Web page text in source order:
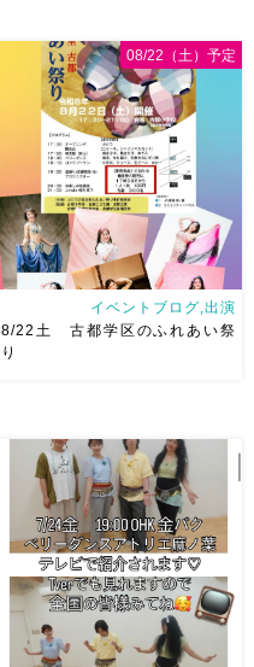
[…]
りにて踊らせていただきます♡
太鼓も叩くよー！私たちは
18:40頃から出演です屋台も出
てとても楽しいお祭りになりそ
う
私たちも踊った後は祭り
を楽しみます
遊びにいら
[…]
イベントブログ,出演
8/22土 古都学区のふれあい祭
り
08/22（土）予定